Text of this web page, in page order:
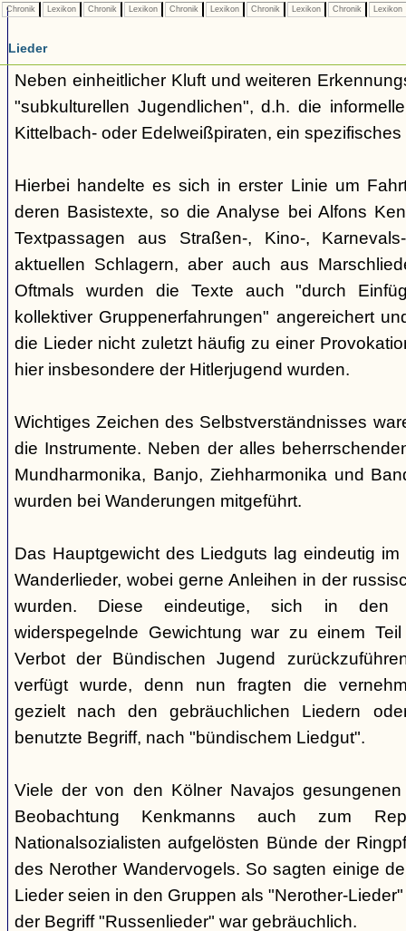
Chronik Lexikon Chronik Lexikon Chronik Lexikon Chronik Lexikon Chronik Lexikon
Lieder
Neben einheitlicher Kluft und weiteren
"subkulturellen Jugendlichen", d.h. die
Kittelbach- oder Edelweißpiraten, ein
Hierbei handelte es sich in erster Linie um
deren Basistexte, so die Analyse bei Alfons
Textpassagen aus Straßen-, Kino-,
aktuellen Schlagern, aber auch aus
Oftmals wurden die Texte auch "durch
kollektiver Gruppenerfahrungen" angereichert
die Lieder nicht zuletzt häufig zu einer
hier insbesondere der Hitlerjugend wurden.
Wichtiges Zeichen des Selbstverständnisses
die Instrumente. Neben der alles
Mundharmonika, Banjo, Ziehharmonika und
wurden bei Wanderungen mitgeführt.
Das Hauptgewicht des Liedguts lag eindeutig
Wanderlieder, wobei gerne Anleihen in der
wurden. Diese eindeutige, sich in den
widerspegelnde Gewichtung war zu einem
Verbot der Bündischen Jugend
verfügt wurde, denn nun fragten die
gezielt nach den gebräuchlichen Liedern
benutzte Begriff, nach "bündischem Liedgut".
Viele der von den Kölner Navajos
Beobachtung Kenkmanns auch zum
Nationalsozialisten aufgelösten Bünde der
des Nerother Wandervogels. So sagten einige
Lieder seien in den Gruppen als "Nerother-
der Begriff "Russenlieder" war gebräuchlich.